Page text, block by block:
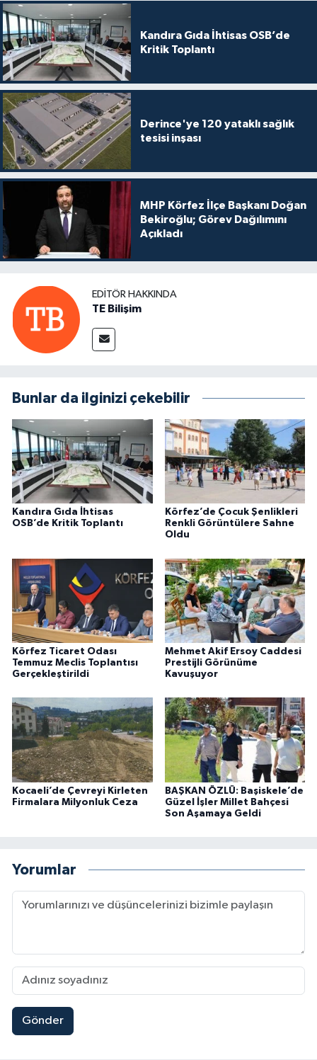
Kandıra Gıda İhtisas OSB’de
Kritik Toplantı
Derince'ye 120 yataklı sağlık
tesisi inşası
MHP Körfez İlçe Başkanı Doğan
Bekiroğlu; Görev Dağılımını
Açıkladı
EDITÖR HAKKINDA
TE Bilişim
Bunlar da ilginizi çekebilir
Kandıra Gıda İhtisas
OSB’de Kritik Toplantı
Körfez’de Çocuk Şenlikleri
Renkli Görüntülere Sahne
Oldu
Körfez Ticaret Odası
Temmuz Meclis Toplantısı
Gerçekleştirildi
Mehmet Akif Ersoy Caddesi
Prestijli Görünüme
Kavuşuyor
Kocaeli’de Çevreyi Kirleten
Firmalara Milyonluk Ceza
BAŞKAN ÖZLÜ: Başiskele’de
Güzel İşler Millet Bahçesi
Son Aşamaya Geldi
Yorumlar
Gönder